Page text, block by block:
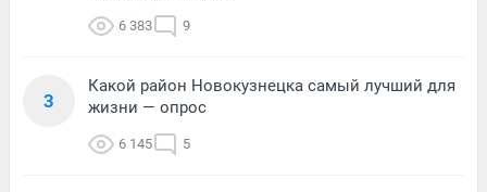
6 383 9
3
Какой район Новокузнецка самый лучший для
жизни — опрос
6 145 5